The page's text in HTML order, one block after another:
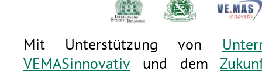
Mit Unterstützung von
VEMASinnovativund dem